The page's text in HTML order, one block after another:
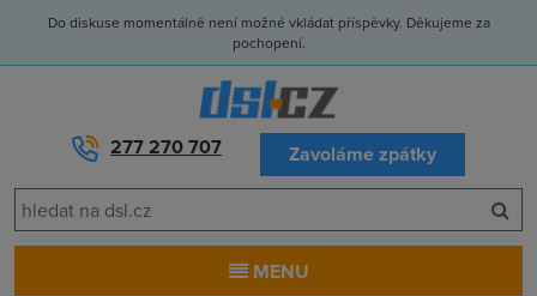
Do diskuse momentálně není možné vkládat příspěvky. Děkujeme za
pochopení.
277 270 707 Zavoláme zpátky
MENU